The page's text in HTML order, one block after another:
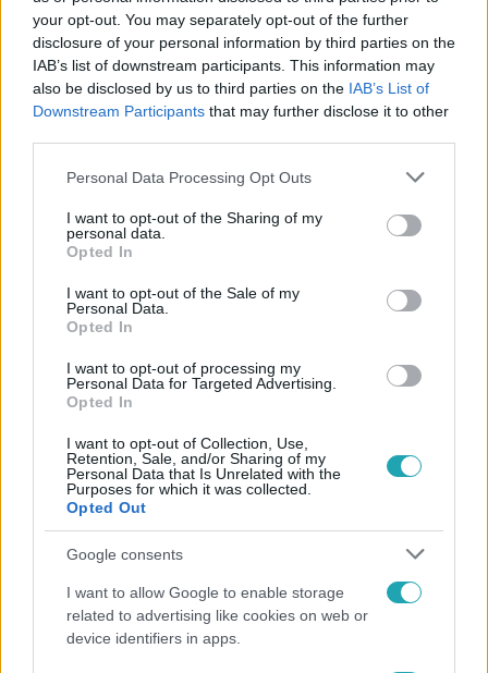
your opt-out. You may separately opt-out of the further
disclosure of your personal information by third parties on the
IAB’s list of downstream participants. This information may
also be disclosed by us to third parties on the IAB’s List of
Downstream Participants that may further disclose it to other
Please note that this website/app uses one or more Google
not limited to your visit or usage behaviour. You may click to
grant or deny consent to Google and its third-party tags to
use your data for below specified purposes in below Google
consent section.
Personal Data Processing Opt Outs
I want to opt-out of the Sharing of my
personal data.
Opted In
I want to opt-out of the Sale of my
Personal Data.
Opted In
I want to opt-out of processing my
Personal Data for Targeted Advertising.
Opted In
I want to opt-out of Collection, Use,
Retention, Sale, and/or Sharing of my
Personal Data that Is Unrelated with the
Purposes for which it was collected.
Opted Out
Google consents
I want to allow Google to enable storage
related to advertising like cookies on web or
device identifiers in apps.
TEHETSÉG ELSŐ LÁTÁSRA #BŰVÉSZ #EXTRA VIDEÓK
Népszerű